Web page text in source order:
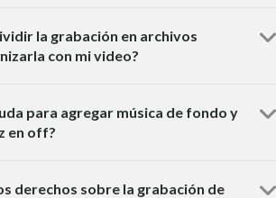
la grabación en archivos
con mi video?
para agregar música de fondo y
en off?
derechos sobre la grabación de